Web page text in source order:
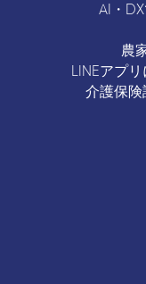
AI・
農
LINEアプ
介護保険